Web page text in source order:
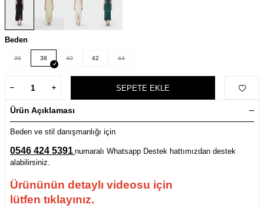
Beden
36 38 40 42 44
SEPETE EKLE
Ürün Açıklaması
Beden ve stil danışmanlığı için
0546 424 5391 numaralı Whatsapp Destek hattımızdan destek
alabilirsiniz.
Ürününün detaylı videosu için
lütfen tıklayınız.